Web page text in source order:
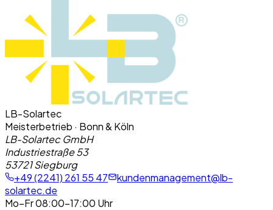
LB-Solartec
Meisterbetrieb · Bonn & Köln
LB-Solartec GmbH
Industriestraße 53
53721 Siegburg
+49 (2241) 261 55 47
kundenmanagement@lb-
solartec.de
Mo–Fr 08:00–17:00 Uhr